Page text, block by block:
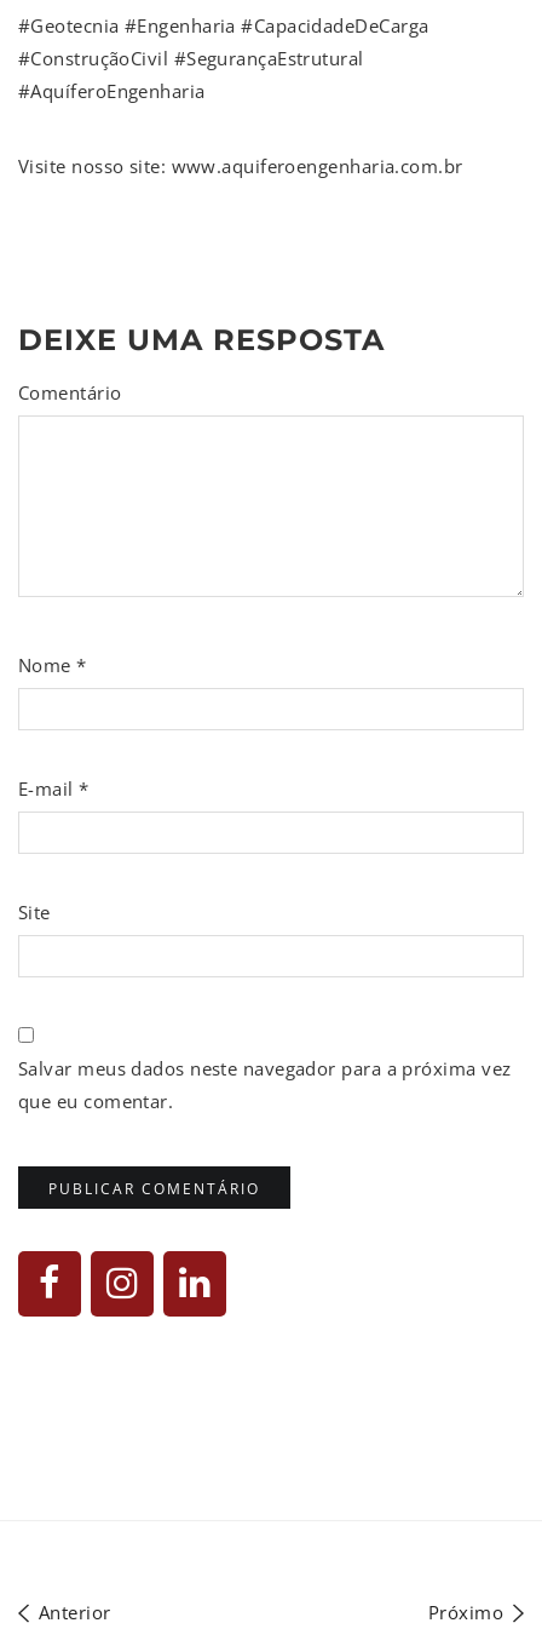
#Geotecnia #Engenharia #CapacidadeDeCarga
#ConstruçãoCivil #SegurançaEstrutural
#AquíferoEngenharia
Visite nosso site: www.aquiferoengenharia.com.br
DEIXE UMA RESPOSTA
Comentário
Nome*
E-mail*
Site
Salvar meus dados neste navegador para a próxima vez
que eu comentar.
Anterior Próximo